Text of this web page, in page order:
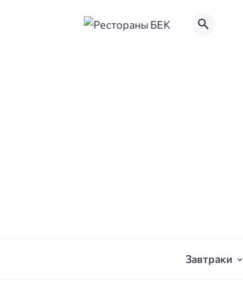
Завтраки